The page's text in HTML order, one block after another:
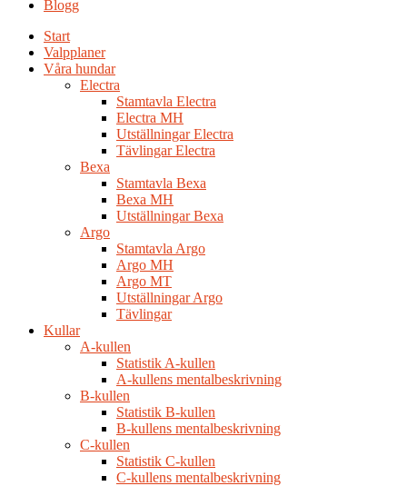
Blogg
Start
Valpplaner
Våra hundar
Electra
Stamtavla Electra
Electra MH
Utställningar Electra
Tävlingar Electra
Bexa
Stamtavla Bexa
Bexa MH
Utställningar Bexa
Argo
Stamtavla Argo
Argo MH
Argo MT
Utställningar Argo
Tävlingar
Kullar
A-kullen
Statistik A-kullen
A-kullens mentalbeskrivning
B-kullen
Statistik B-kullen
B-kullens mentalbeskrivning
C-kullen
Statistik C-kullen
C-kullens mentalbeskrivning